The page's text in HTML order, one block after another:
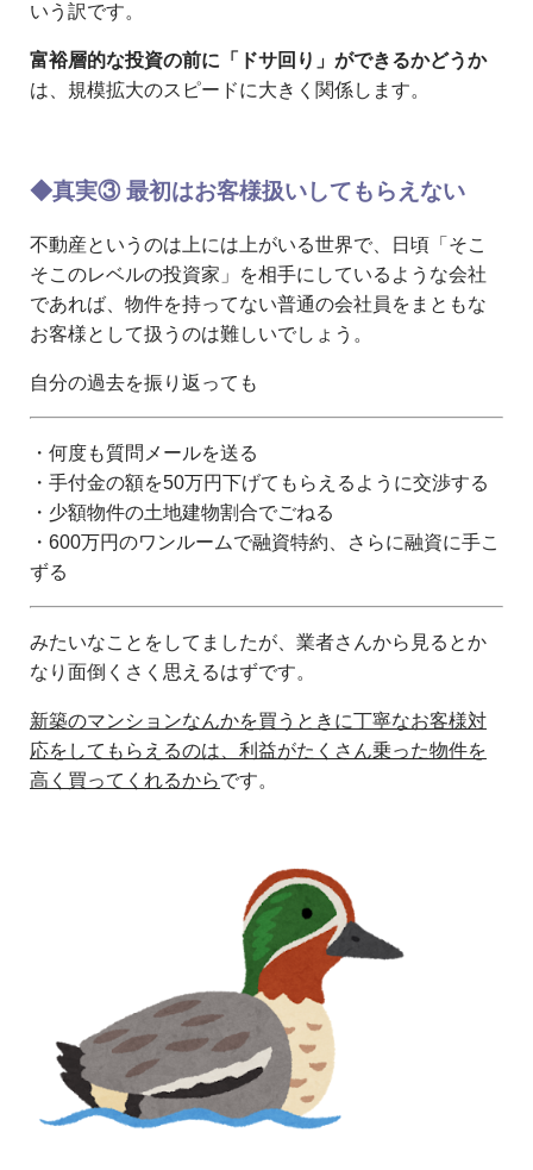
いう訳です。
富裕層的な投資の前に「ドサ回り」ができるかどうか
は、規模拡大のスピードに大きく関係します。
◆真実③ 最初はお客様扱いしてもらえない
不動産というのは上には上がいる世界で、日頃「そこ
そこのレベルの投資家」を相手にしているような会社
であれば、物件を持ってない普通の会社員をまともな
お客様として扱うのは難しいでしょう。
自分の過去を振り返っても
・何度も質問メールを送る
・手付金の額を50万円下げてもらえるように交渉する
・少額物件の土地建物割合でごねる
・600万円のワンルームで融資特約、さらに融資に手こ
ずる
みたいなことをしてましたが、業者さんから見るとか
なり面倒くさく思えるはずです。
新築のマンションなんかを買うときに丁寧なお客様対
応をしてもらえるのは、利益がたくさん乗った物件を
高く買ってくれるからです。